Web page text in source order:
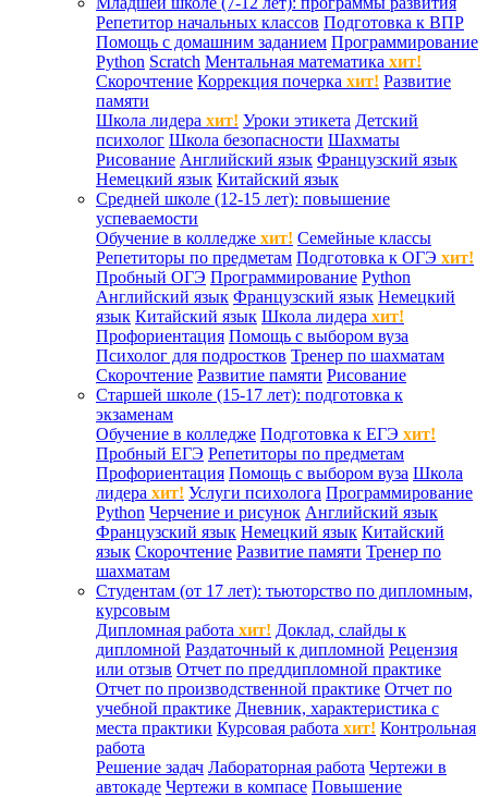
Репетитор начальных классов Подготовка к ВПР
Помощь с домашним заданием Программирование
Python Scratch Ментальная математика хит!
Скорочтение Коррекция почерка хит! Развитие
памяти
Школа лидера хит! Уроки этикета Детский
психолог Школа безопасности Шахматы
Рисование Английский язык Французский язык
Немецкий язык Китайский язык
Средней школе (12-15 лет): повышение
успеваемости
Обучение в колледже хит! Семейные классы
Репетиторы по предметам Подготовка к ОГЭ хит!
Пробный ОГЭ Программирование Python
Английский язык Французский язык Немецкий
язык Китайский язык Школа лидера хит!
Профориентация Помощь с выбором вуза
Психолог для подростков Тренер по шахматам
Скорочтение Развитие памяти Рисование
Старшей школе (15-17 лет): подготовка к
экзаменам
Обучение в колледже Подготовка к ЕГЭ хит!
Пробный ЕГЭ Репетиторы по предметам
Профориентация Помощь с выбором вуза Школа
лидера хит! Услуги психолога Программирование
Python Черчение и рисунок Английский язык
Французский язык Немецкий язык Китайский
язык Скорочтение Развитие памяти Тренер по
шахматам
Студентам (от 17 лет): тьюторство по дипломным,
курсовым
Дипломная работа хит! Доклад, слайды к
дипломной Раздаточный к дипломной Рецензия
или отзыв Отчет по преддипломной практике
Отчет по производственной практике Отчет по
учебной практике Дневник, характеристика с
места практики Курсовая работа хит! Контрольная
работа
Решение задач Лабораторная работа Чертежи в
автокаде Чертежи в компасе Повышение